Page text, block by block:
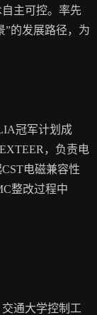
主可控。率先
”的发展路径，为
冠军计划成
，负责电
电磁兼容性
整改过程中
通大学控制工